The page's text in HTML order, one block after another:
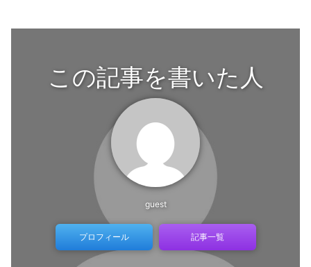
この記事を書いた人
guest
プロフィール 記事一覧